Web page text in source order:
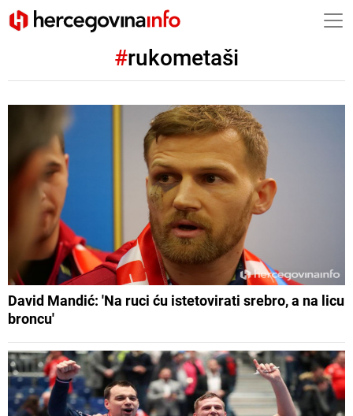
#rukometaši
David Mandić: 'Na ruci ću istetovirati srebro, a na licu
broncu'